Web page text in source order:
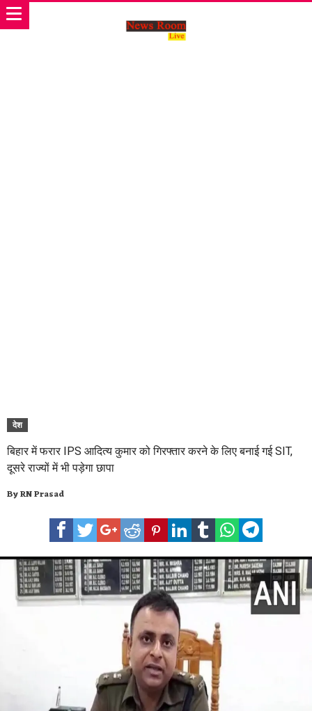
देश
बिहार में फरार IPS आदित्य कुमार को गिरफ्तार करने के लिए बनाई गई SIT,
दूसरे राज्यों में भी पड़ेगा छापा
ByRN Prasad